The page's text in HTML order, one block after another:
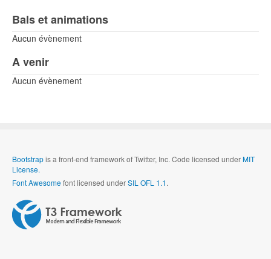
Bals et animations
Aucun évènement
A venir
Aucun évènement
Bootstrapis a front-end framework of Twitter, Inc. Code licensed underMIT
License.
Font Awesomefont licensed underSIL OFL 1.1.